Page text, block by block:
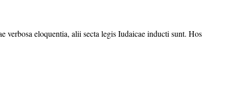
eloquentia, alii secta legis Iudaicae inducti sunt. Hos